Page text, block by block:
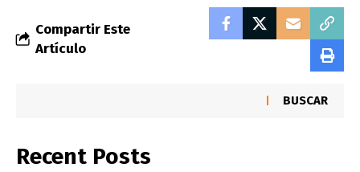
Compartir Este
Artículo
BUSCAR
Recent Posts